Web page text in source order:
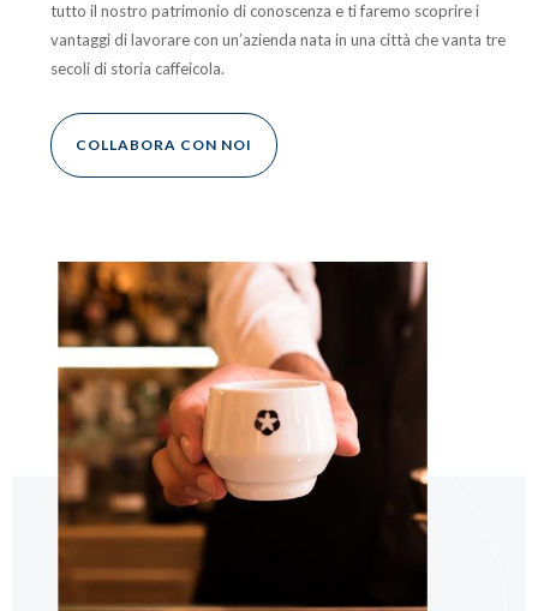
tutto il nostro patrimonio di conoscenza e ti faremo scoprire i
vantaggi di lavorare con un’azienda nata in una città che vanta tre
secoli di storia caffeicola.
COLLABORA CON NOI